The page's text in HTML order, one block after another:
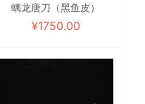
螭龙唐刀（黑鱼皮）
¥1750.00